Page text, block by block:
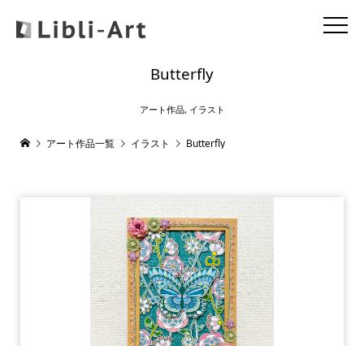
Butterfly
アート作品, イラスト
アート作品一覧 イラスト Butterfly